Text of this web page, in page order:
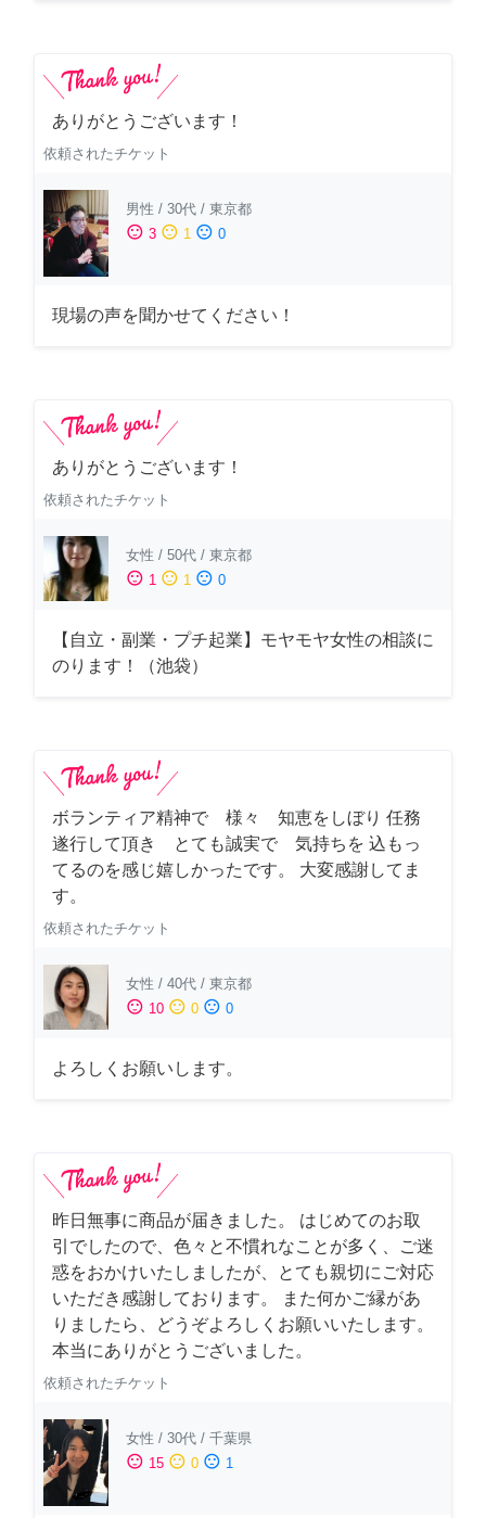
ありがとうございます！
依頼されたチケット
男性 / 30代 / 東京都
sentiment_satisfied 3 sentiment_neutral 1 sentiment_dissatisfied 0
現場の声を聞かせてください！
ありがとうございます！
依頼されたチケット
女性 / 50代 / 東京都
sentiment_satisfied 1 sentiment_neutral 1 sentiment_dissatisfied 0
【自立・副業・プチ起業】モヤモヤ女性の相談に
のります！（池袋）
ボランティア精神で 様々 知恵をしぼり 任務
遂行して頂き とても誠実で 気持ちを 込もっ
てるのを感じ嬉しかったです。 大変感謝してま
す。
依頼されたチケット
女性 / 40代 / 東京都
sentiment_satisfied 10 sentiment_neutral 0 sentiment_dissatisfied 0
よろしくお願いします。
昨日無事に商品が届きました。 はじめてのお取
引でしたので、色々と不慣れなことが多く、ご迷
惑をおかけいたしましたが、とても親切にご対応
いただき感謝しております。 また何かご縁があ
りましたら、どうぞよろしくお願いいたします。
本当にありがとうございました。
依頼されたチケット
女性 / 30代 / 千葉県
sentiment_satisfied 15 sentiment_neutral 0 sentiment_dissatisfied 1